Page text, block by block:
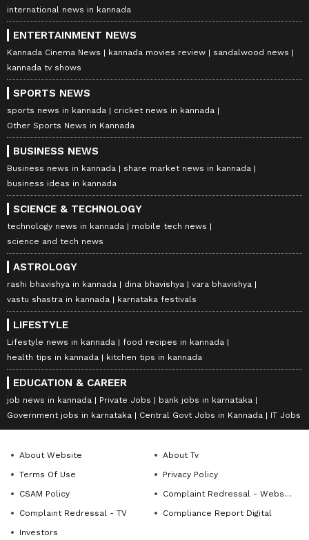
international news in kannada
ENTERTAINMENT NEWS
Kannada Cinema News kannada movies review
sandalwood news
kannada tv shows
SPORTS NEWS
sports news in kannada
cricket news in kannada
Other Sports News in Kannada
BUSINESS NEWS
Business news in kannada
share market news in kannada
business ideas in kannada
SCIENCE & TECHNOLOGY
technology news in kannada
mobile tech news
science and tech news
ASTROLOGY
rashi bhavishya in kannada dina bhavishya
vara bhavishya
vastu shastra in kannada
karnataka festivals
LIFESTYLE
Lifestyle news in kannada
food recipes in kannada
health tips in kannada
kitchen tips in kannada
EDUCATION & CAREER
job news in kannada Private Jobs
bank jobs in karnataka
Government jobs in karnataka
Central Govt Jobs in Kannada IT Jobs
About Website
About Tv
Terms Of Use
Privacy Policy
CSAM Policy
Complaint Redressal - Website
Complaint Redressal - TV
Compliance Report Digital
Investors